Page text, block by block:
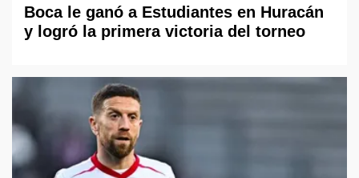
Boca le ganó a Estudiantes en Huracán
y logró la primera victoria del torneo